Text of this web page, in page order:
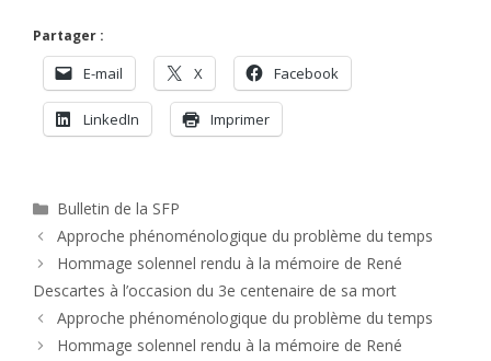
Partager :
E-mail X Facebook
LinkedIn Imprimer
Catégories
Bulletin de la SFP
Approche phénoménologique du problème du temps
Hommage solennel rendu à la mémoire de René
Descartes à l’occasion du 3e centenaire de sa mort
Approche phénoménologique du problème du temps
Hommage solennel rendu à la mémoire de René